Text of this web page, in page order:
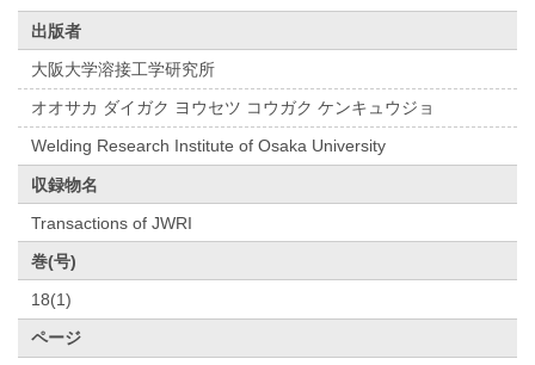
出版者
大阪大学溶接工学研究所
オオサカ ダイガク ヨウセツ コウガク ケンキュウジョ
Welding Research Institute of Osaka University
収録物名
Transactions of JWRI
巻(号)
18(1)
ページ